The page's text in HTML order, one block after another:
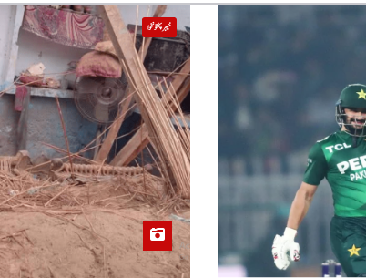
خیبر پختونخوا